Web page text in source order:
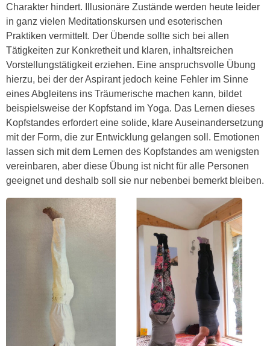
Charakter hindert. Illusionäre Zustände werden heute leider
in ganz vielen Meditationskursen und esoterischen
Praktiken vermittelt. Der Übende sollte sich bei allen
Tätigkeiten zur Konkretheit und klaren, inhaltsreichen
Vorstellungstätigkeit erziehen. Eine anspruchsvolle Übung
hierzu, bei der der Aspirant jedoch keine Fehler im Sinne
eines Abgleitens ins Träumerische machen kann, bildet
beispielsweise der Kopfstand im Yoga. Das Lernen dieses
Kopfstandes erfordert eine solide, klare Auseinandersetzung
mit der Form, die zur Entwicklung gelangen soll. Emotionen
lassen sich mit dem Lernen des Kopfstandes am wenigsten
vereinbaren, aber diese Übung ist nicht für alle Personen
geeignet und deshalb soll sie nur nebenbei bemerkt bleiben.